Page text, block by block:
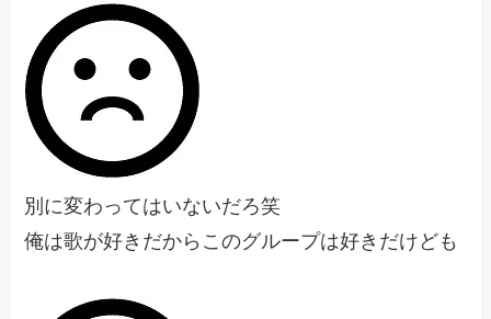
別に変わってはいないだろ笑
俺は歌が好きだからこのグループは好きだけども